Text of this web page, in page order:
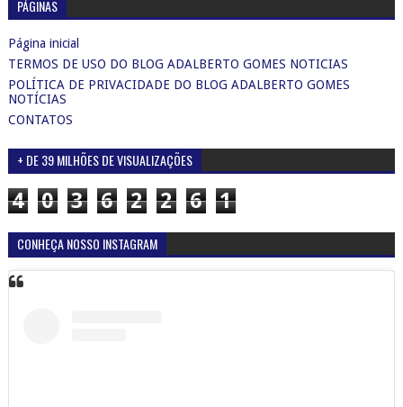
PÁGINAS
Página inicial
TERMOS DE USO DO BLOG ADALBERTO GOMES NOTICIAS
POLÍTICA DE PRIVACIDADE DO BLOG ADALBERTO GOMES
NOTÍCIAS
CONTATOS
+ DE 39 MILHÕES DE VISUALIZAÇÕES
4 0 3 6 2 2 6 1
CONHEÇA NOSSO INSTAGRAM